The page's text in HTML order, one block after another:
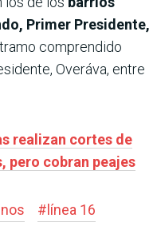
Primer Presidente,
comprendido
Overáva, entre
realizan cortes de
pero cobran peajes
# línea 16